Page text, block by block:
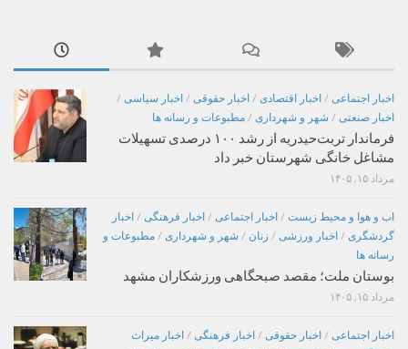
اخبار اجتماعی / اخبار اقتصادی / اخبار حقوقی / اخبار سیاسی /
اخبار صنعتی / شهر و شهرداری / مطبوعات و رسانه ها
فرماندار تربت‌حیدریه از رشد ۱۰۰ درصدی تسهیلات
مشاغل خانگی شهرستان خبر داد
مرداد ۱۵, ۱۴۰۵
اب و هوا و محیط زیست / اخبار اجتماعی / اخبار فرهنگی / اخبار
گردشگری / اخبار ورزشی / زنان / شهر و شهرداری / مطبوعات و
رسانه ها
بوستان ملت؛ مقصد صبحگاهی ورزشکاران مشهد
مرداد ۱۵, ۱۴۰۵
اخبار اجتماعی / اخبار حقوقی / اخبار فرهنگی / اخبار میراث